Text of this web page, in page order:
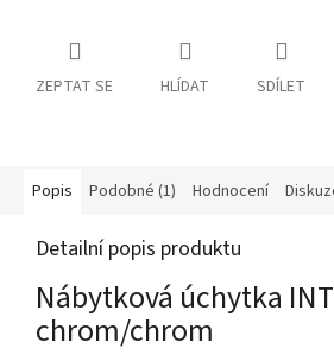
ZEPTAT SE HLÍDAT SDÍLET
Popis Podobné (1) Hodnocení
Detailní popis produktu
Nábytková úchytka
chrom/chrom